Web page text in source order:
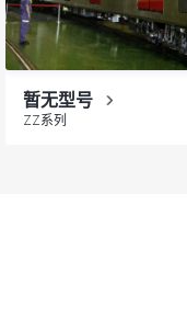
暂无型号
ZZ系列